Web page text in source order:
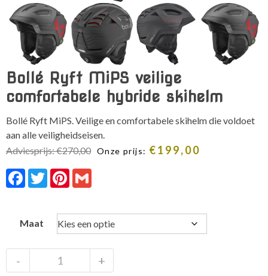
Bollé Ryft MiPS veilige
comfortabele hybride skihelm
Bollé Ryft MiPS. Veilige en comfortabele skihelm die voldoet
aan alle veiligheidseisen.
Adviesprijs:€270,00 Onze prijs: €199,00
Facebook
TwitterPinterest
Maat
Ryft
+
-